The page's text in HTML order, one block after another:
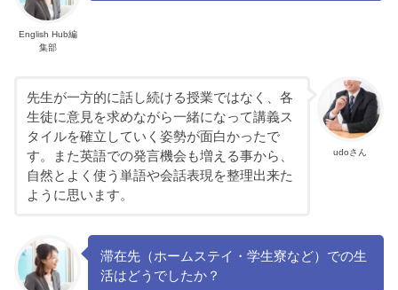
English Hub編
集部
udoさん
先生が一方的に話し続ける授業ではなく、各
生徒に意見を求めながら一緒になって講義ス
タイルを確立していく姿勢が面白かったで
す。また英語での発言機会も増える事から、
自然とよく使う単語や会話表現を整理出来た
ように思います。
滞在先（ホームステイ・学生寮など）での生
活はどうでしたか？